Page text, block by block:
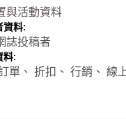
與活動資料
資料:
誌投稿者
料:
單、 折扣、 行銷、